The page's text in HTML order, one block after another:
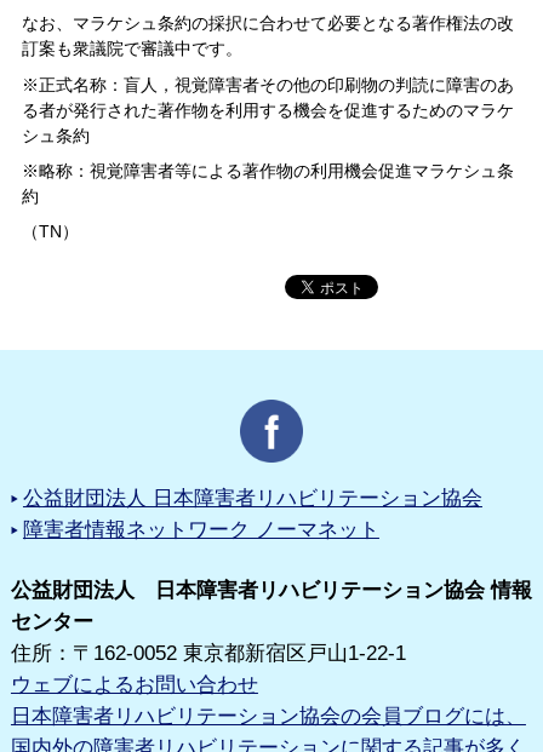
なお、マラケシュ条約の採択に合わせて必要となる著作権法の改
訂案も衆議院で審議中です。
※正式名称：盲人，視覚障害者その他の印刷物の判読に障害のあ
る者が発行された著作物を利用する機会を促進するためのマラケ
シュ条約
※略称：視覚障害者等による著作物の利用機会促進マラケシュ条
約
（TN）
公益財団法人 日本障害者リハビリテーション協会
障害者情報ネットワーク ノーマネット
公益財団法人 日本障害者リハビリテーション協会 情報
センター
住所：〒162-0052 東京都新宿区戸山1-22-1
ウェブによるお問い合わせ
日本障害者リハビリテーション協会の会員ブログには、